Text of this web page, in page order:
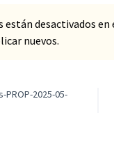
están desactivados
nuevos.
2025-05-